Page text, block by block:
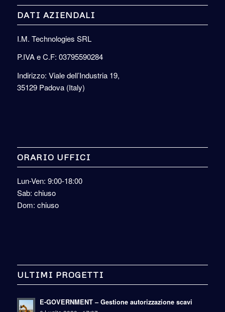
DATI AZIENDALI
I.M. Technologies SRL
P.IVA e C.F: 03795590284
Indirizzo: Viale dell’Industria 19,
35129 Padova (Italy)
ORARIO UFFICI
Lun-Ven: 9:00-18:00
Sab: chiuso
Dom: chiuso
ULTIMI PROGETTI
E-GOVERNMENT – Gestione autorizzazione scavi